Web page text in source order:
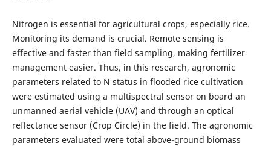
Nitrogen is essential for agricultural crops, especially rice.
Monitoring its demand is crucial. Remote sensing is
effective and faster than field sampling, making fertilizer
management easier. Thus, in this research, agronomic
parameters related to N status in flooded rice cultivation
were estimated using a multispectral sensor on board an
unmanned aerial vehicle (UAV) and through an optical
reflectance sensor (Crop Circle) in the field. The agronomic
parameters evaluated were total above-ground biomass